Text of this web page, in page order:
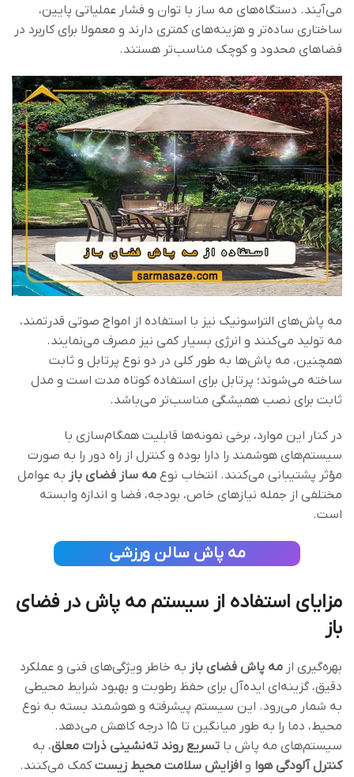
می‌آیند. دستگاه‌های مه ‌ساز با توان و فشار عملیاتی پایین،
ساختاری ساده‌تر و هزینه‌های کمتری دارند و معمولا برای کاربرد در
فضاهای محدود و کوچک مناسب‌تر هستند.
مه پاش‌های التراسونیک نیز با استفاده از امواج صوتی قدرتمند،
مه تولید می‌کنند و انرژی بسیار کمی نیز مصرف می‌نمایند.
همچنین، مه ‌پاش‌ها به ‌طور کلی در دو نوع پرتابل و ثابت
ساخته می‌شوند؛ پرتابل برای استفاده کوتاه‌ مدت است و مدل
ثابت برای نصب همیشگی مناسب‌تر می‌باشد.
در کنار این موارد، برخی نمونه‌ها قابلیت همگام‌سازی با
سیستم‌های هوشمند را دارا بوده و کنترل از راه دور را به‌ صورت
مؤثر پشتیبانی می‌کنند. انتخاب نوع مه ساز فضای باز به عوامل
مختلفی از جمله نیازهای خاص، بودجه، فضا و اندازه وابسته
است.
مه پاش سالن ورزشی
مزایای استفاده از سیستم مه پاش در فضای
باز
بهره‌گیری از مه‌ پاش فضای باز به خاطر ویژگی‌های فنی و عملکرد
دقیق، گزینه‌ای ایده‌آل برای حفظ رطوبت و بهبود شرایط محیطی
به شمار می‌رود. این سیستم‌ پیشرفته و هوشمند بسته به نوع
محیط، دما را به طور میانگین تا ۱۵ درجه کاهش می‌دهد.
سیستم‌های مه ‌پاش با تسریع روند ته‌نشینی ذرات معلق، به
کنترل آلودگی هوا و افزایش سلامت محیط زیست کمک می‌کنند.